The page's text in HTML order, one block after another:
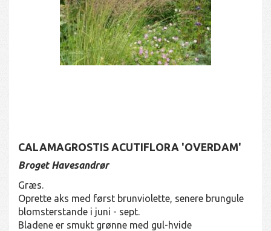
CALAMAGROSTIS ACUTIFLORA 'OVERDAM'
Broget Havesandrør
Græs.
Oprette aks med først brunviolette, senere brungule
blomsterstande i juni - sept.
Bladene er smukt grønne med gul-hvide